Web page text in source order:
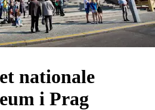
nationale
i Prag